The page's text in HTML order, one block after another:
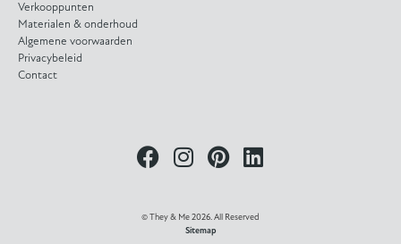
Verkooppunten
Materialen & onderhoud
Algemene voorwaarden
Privacybeleid
Contact
© They & Me 2026. All Reserved
Sitemap